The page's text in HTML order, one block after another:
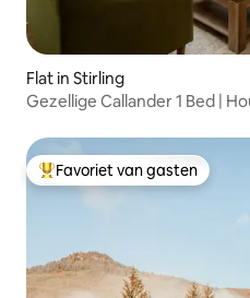
Flat in Stirling
Gezellige Callander 1 Bed |
Topfavoriet van gasten
Favoriet van gasten